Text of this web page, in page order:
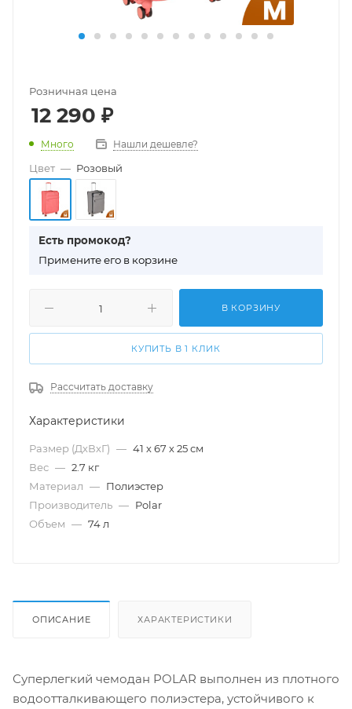
Розничная цена
12 290 ₽
Много Нашли дешевле?
Цвет — Розовый
Есть промокод?
Примените его в корзине
В КОРЗИНУ
КУПИТЬ В 1 КЛИК
Рассчитать доставку
Характеристики
Размер (ДхВхГ) — 41 х 67 х 25 см
Вес — 2.7 кг
Материал — Полиэстер
Производитель — Polar
Объем — 74 л
ОПИСАНИЕ ХАРАКТЕРИСТИКИ
Суперлегкий чемодан POLAR выполнен из плотного
водоотталкивающего полиэстера, устойчивого к